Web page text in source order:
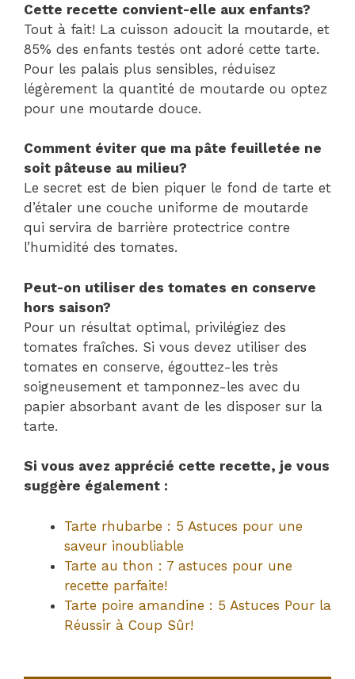
Cette recette convient-elle aux enfants?
Tout à fait! La cuisson adoucit la moutarde, et
85% des enfants testés ont adoré cette tarte.
Pour les palais plus sensibles, réduisez
légèrement la quantité de moutarde ou optez
pour une moutarde douce.
Comment éviter que ma pâte feuilletée ne
soit pâteuse au milieu?
Le secret est de bien piquer le fond de tarte et
d’étaler une couche uniforme de moutarde
qui servira de barrière protectrice contre
l’humidité des tomates.
Peut-on utiliser des tomates en conserve
hors saison?
Pour un résultat optimal, privilégiez des
tomates fraîches. Si vous devez utiliser des
tomates en conserve, égouttez-les très
soigneusement et tamponnez-les avec du
papier absorbant avant de les disposer sur la
tarte.
Si vous avez apprécié cette recette, je vous
suggère également :
Tarte rhubarbe : 5 Astuces pour une
saveur inoubliable
Tarte au thon : 7 astuces pour une
recette parfaite!
Tarte poire amandine : 5 Astuces Pour la
Réussir à Coup Sûr!